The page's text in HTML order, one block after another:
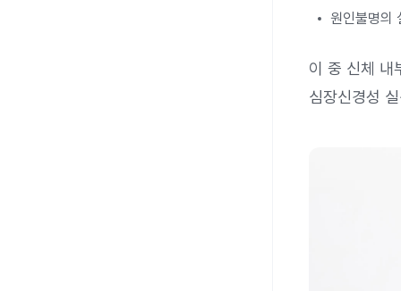
원인불명의
이 중 신체 내
심장신경성